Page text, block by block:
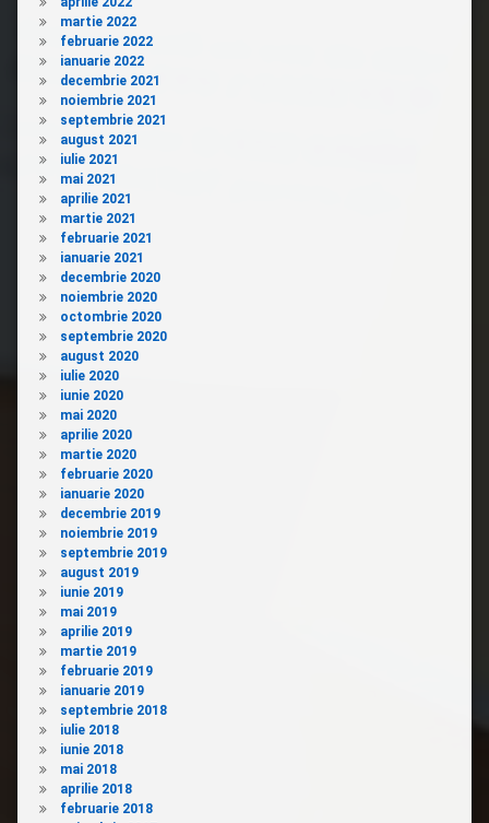
martie 2022
februarie 2022
ianuarie 2022
decembrie 2021
noiembrie 2021
septembrie 2021
august 2021
iulie 2021
mai 2021
aprilie 2021
martie 2021
februarie 2021
ianuarie 2021
decembrie 2020
noiembrie 2020
octombrie 2020
septembrie 2020
august 2020
iulie 2020
iunie 2020
mai 2020
aprilie 2020
martie 2020
februarie 2020
ianuarie 2020
decembrie 2019
noiembrie 2019
septembrie 2019
august 2019
iunie 2019
mai 2019
aprilie 2019
martie 2019
februarie 2019
ianuarie 2019
septembrie 2018
iulie 2018
iunie 2018
mai 2018
aprilie 2018
februarie 2018